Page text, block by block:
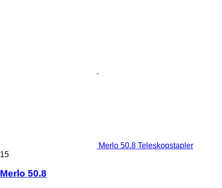
Merlo 50.8 Teleskopstapler
15
Merlo 50.8